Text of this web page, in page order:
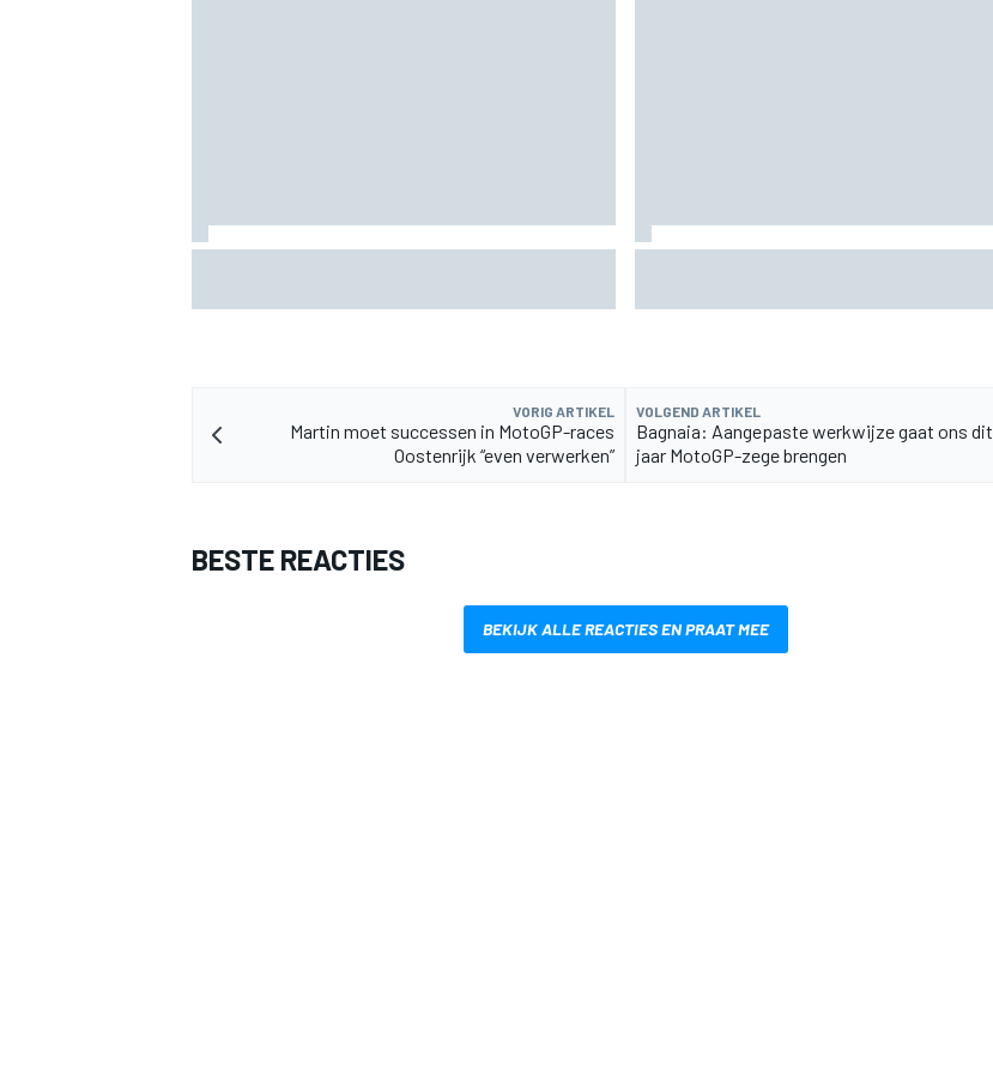
VORIG ARTIKEL
Martin moet successen in MotoGP-races
Oostenrijk “even verwerken”
VOLGEND ARTIKEL
Bagnaia: Aangepaste werkwijze gaat ons dit
jaar MotoGP-zege brengen
BESTE REACTIES
BEKIJK ALLE REACTIES EN PRAAT MEE